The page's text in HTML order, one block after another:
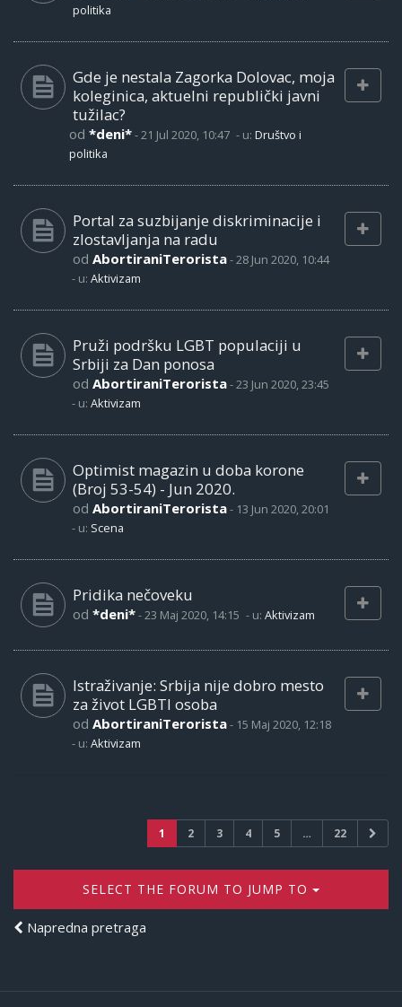
politika
Gde je nestala Zagorka Dolovac, moja
koleginica, aktuelni republički javni
tužilac?
od *deni*-21 Jul 2020, 10:47 - u: Društvo i
politika
Portal za suzbijanje diskriminacije i
zlostavljanja na radu
od AbortiraniTerorista-28 Jun 2020, 10:44
- u: Aktivizam
Pruži podršku LGBT populaciji u
Srbiji za Dan ponosa
od AbortiraniTerorista-23 Jun 2020, 23:45
- u: Aktivizam
Optimist magazin u doba korone
(Broj 53-54) - Jun 2020.
od AbortiraniTerorista- 13 Jun 2020, 20:01
- u: Scena
Pridika nečoveku
od *deni*-23 Maj 2020, 14:15 - u: Aktivizam
Istraživanje: Srbija nije dobro mesto
za život LGBTI osoba
od AbortiraniTerorista- 15 Maj 2020, 12:18
- u: Aktivizam
1 2 3 4 5 … 22
SELECT THE FORUM TO JUMP TO
Napredna pretraga